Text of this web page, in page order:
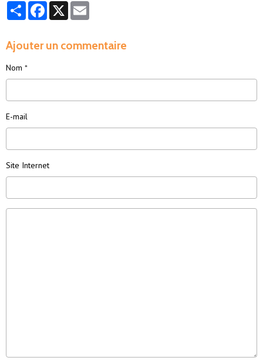
PartagerFacebook
X
Ajouter un commentaire
Nom
E-mail
Site Internet